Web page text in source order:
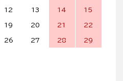
12 13 14 15
19 20 21 22
26 27 28 29